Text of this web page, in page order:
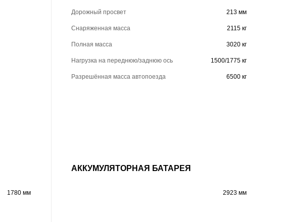
Дорожный просвет 213 мм
Снаряженная масса 2115 кг
Полная масса 3020 кг
Нагрузка на переднюю/заднюю ось 1500/1775 кг
Разрешённая масса автопоезда 6500 кг
1780 мм
АККУМУЛЯТОРНАЯ БАТАРЕЯ
2923 мм